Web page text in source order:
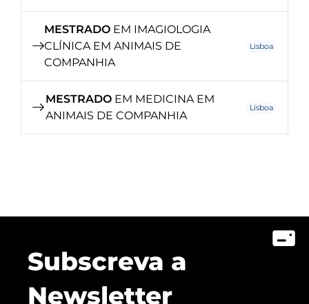
MESTRADO EM IMAGIOLOGIA
CLÍNICA EM ANIMAIS DE
COMPANHIA
Lisboa
MESTRADO EM MEDICINA EM
ANIMAIS DE COMPANHIA
Lisboa
Subscreva a
Newsletter